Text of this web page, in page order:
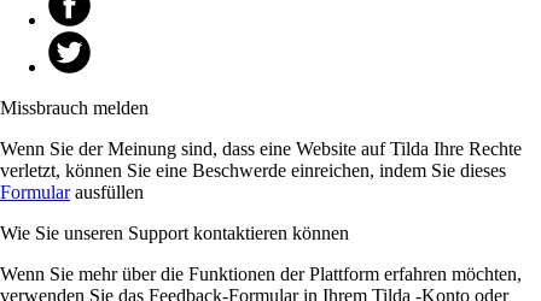
Missbrauch melden
Wenn Sie der Meinung sind, dass eine Website auf Tilda Ihre Rechte
verletzt, können Sie eine Beschwerde einreichen, indem Sie dieses
Formularausfüllen
Wie Sie unseren Support kontaktieren können
Wenn Sie mehr über die Funktionen der Plattform erfahren möchten,
verwenden Sie das Feedback-Formular in Ihrem Tilda -Konto oder